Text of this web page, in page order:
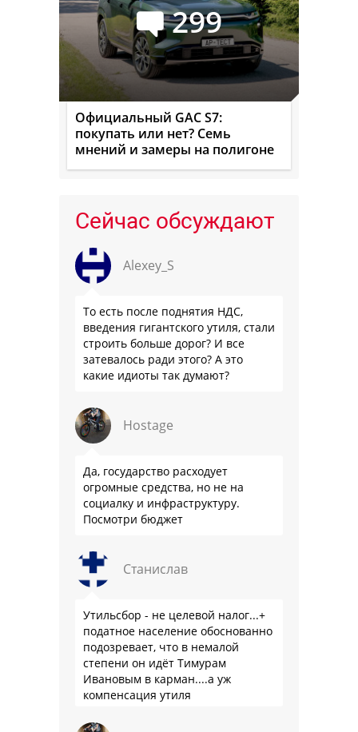
299
Официальный GAC S7:
покупать или нет? Семь
мнений и замеры на полигоне
Сейчас обсуждают
Alexey_S
То есть после поднятия НДС,
введения гигантского утиля, стали
строить больше дорог? И все
затевалось ради этого? А это
какие идиоты так думают?
Hostage
Да, государство расходует
огромные средства, но не на
социалку и инфраструктуру.
Посмотри бюджет
Станислав
Утильсбор - не целевой налог...+
податное население обоснованно
подозревает, что в немалой
степени он идёт Тимурам
Ивановым в карман....а уж
компенсация утиля
что прям эталон коррупции